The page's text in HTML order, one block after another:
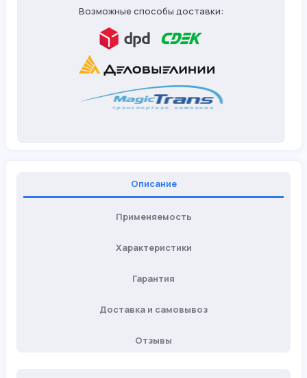
Возможные способы доставки:
Описание
Применяемость
Характеристики
Гарантия
Доставка и самовывоз
Отзывы